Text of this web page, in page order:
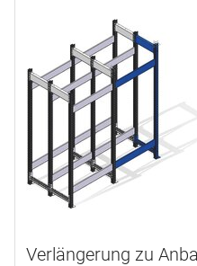
Verlängerung zu